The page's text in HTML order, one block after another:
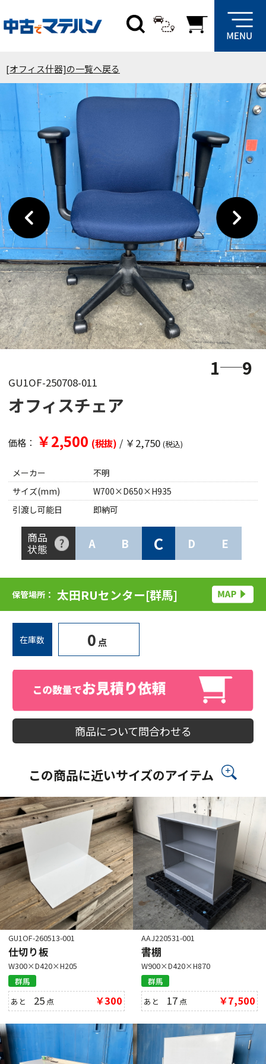
[オフィス什器]の一覧へ戻る
1 9
GU1OF-250708-011
オフィスチェア
価格： ￥2,500 (税抜) / ￥2,750 (税込)
メーカー
不明
サイズ(mm)
W700×D650×H935
引渡し可能日
即納可
商品
状態
A B C D E
保管場所： 太田RUセンター[群馬]
在庫数 0 点
商品について問合わせる
この商品に近いサイズのアイテム
GU1OF-260513-001
仕切り板
W300×D420×H205
群馬
あと 25 点 ￥300
AAJ220531-001
書棚
W900×D420×H870
群馬
あと 17 点 ￥7,500